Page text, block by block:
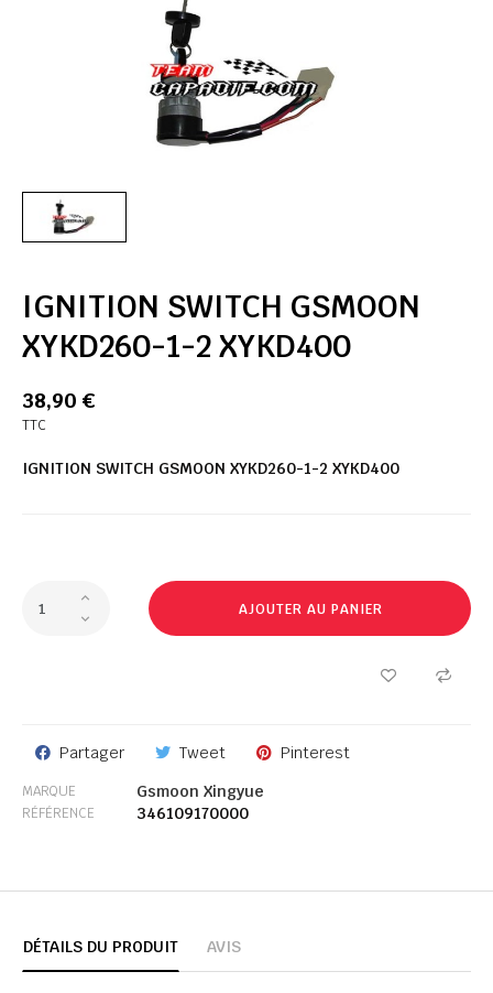
IGNITION SWITCH GSMOON
XYKD260-1-2 XYKD400
38,90 €
TTC
IGNITION SWITCH GSMOON XYKD260-1-2 XYKD400
AJOUTER AU PANIER
Partager Tweet Pinterest
MARQUE Gsmoon Xingyue
RÉFÉRENCE 346109170000
DÉTAILS DU PRODUIT AVIS